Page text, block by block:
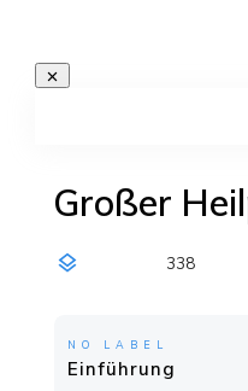
Großer
338
NO LABEL
Einführung